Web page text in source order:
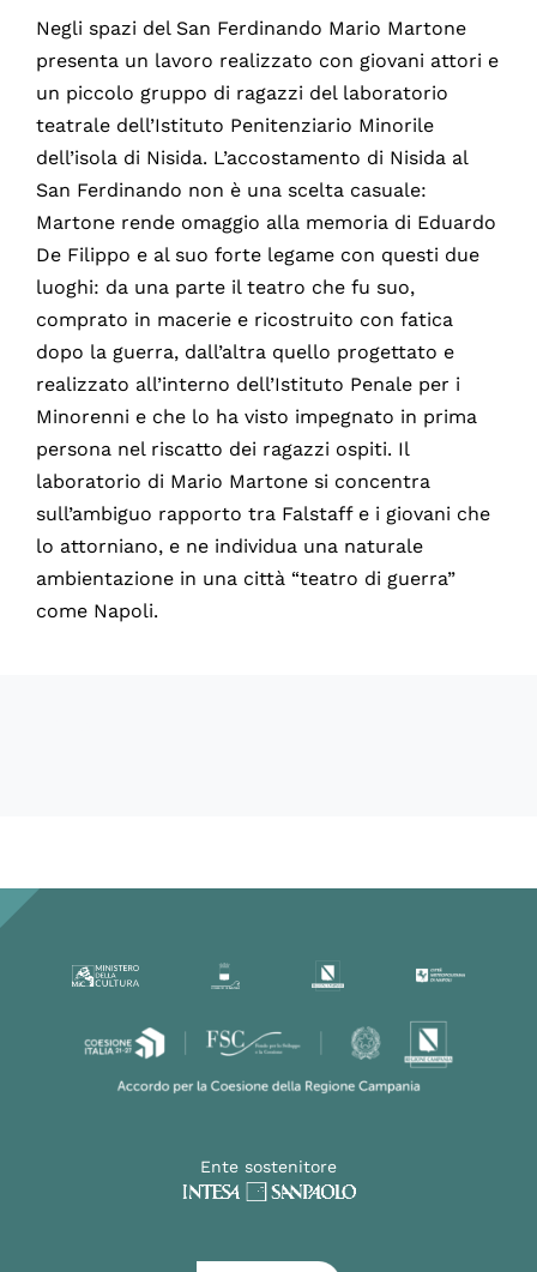
Negli spazi del San Ferdinando Mario Martone
presenta un lavoro realizzato con giovani attori e
un piccolo gruppo di ragazzi del laboratorio
teatrale dell’Istituto Penitenziario Minorile
dell’isola di Nisida. L’accostamento di Nisida al
San Ferdinando non è una scelta casuale:
Martone rende omaggio alla memoria di Eduardo
De Filippo e al suo forte legame con questi due
luoghi: da una parte il teatro che fu suo,
comprato in macerie e ricostruito con fatica
dopo la guerra, dall’altra quello progettato e
realizzato all’interno dell’Istituto Penale per i
Minorenni e che lo ha visto impegnato in prima
persona nel riscatto dei ragazzi ospiti. Il
laboratorio di Mario Martone si concentra
sull’ambiguo rapporto tra Falstaff e i giovani che
lo attorniano, e ne individua una naturale
ambientazione in una città “teatro di guerra”
come Napoli.
Ente sostenitore